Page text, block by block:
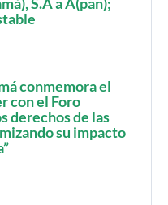
conmemora el
con el Foro
derechos de las
su impacto